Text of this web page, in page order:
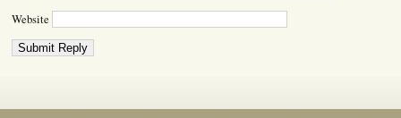
Website